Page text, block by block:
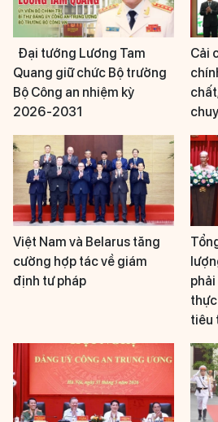
Đại tướng Lương Tam
Quang giữ chức Bộ trưởng
Bộ Công an nhiệm kỳ
2026-2031
Cải
Việt Nam và Belarus tăng
cường hợp tác về giám
định tư pháp
tiêu